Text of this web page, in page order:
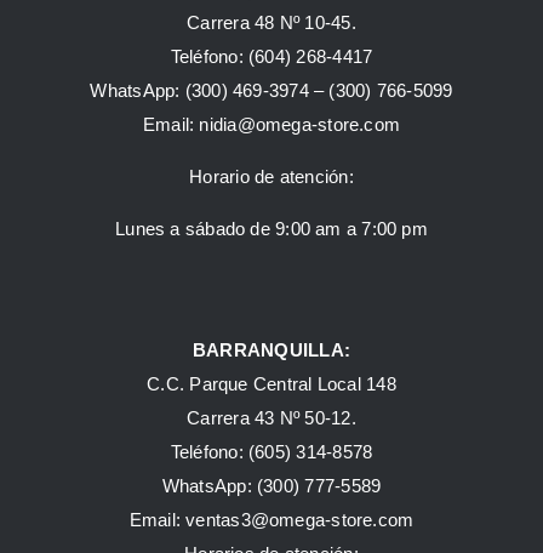
Carrera 48 Nº 10-45.
Teléfono: (604) 268-4417
WhatsApp: (300) 469-3974 – (300) 766-5099
Email: nidia@omega-store.com
Horario de atención:
Lunes a sábado de 9:00 am a 7:00 pm
BARRANQUILLA:
C.C. Parque Central Local 148
Carrera 43 Nº 50-12.
Teléfono: (605) 314-8578
WhatsApp: (300) 777-5589
Email: ventas3@omega-store.com